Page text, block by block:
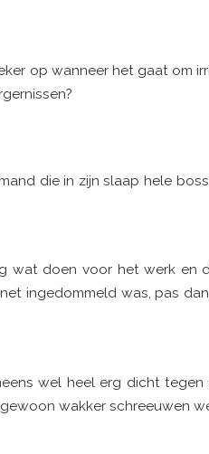
op wanneer het gaat om
die in zijn slaap hele
wat doen voor het werk en
ingedommeld was, pas
wel heel erg dicht
wakker schreeuwen